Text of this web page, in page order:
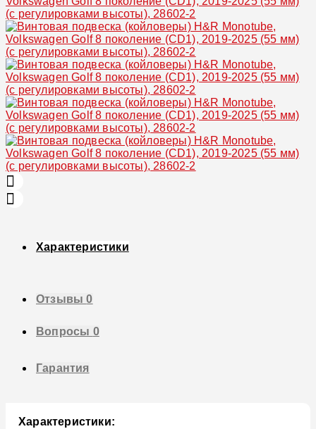
Характеристики
Отзывы0
Вопросы 0
Гарантия
Характеристики: